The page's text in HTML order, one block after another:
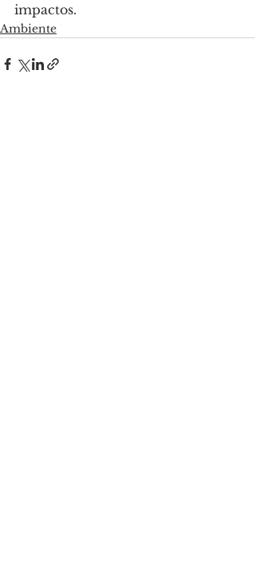
impactos.
Ambiente